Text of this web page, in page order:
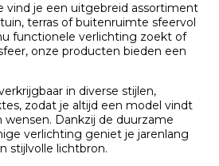
vind je een uitgebreid assortiment
terras of buitenruimte sfeervol
functionele verlichting zoekt of
onze producten bieden een
in diverse stijlen,
zodat je altijd een model vindt
Dankzij de duurzame
verlichting geniet je jarenlang
stijlvolle lichtbron.